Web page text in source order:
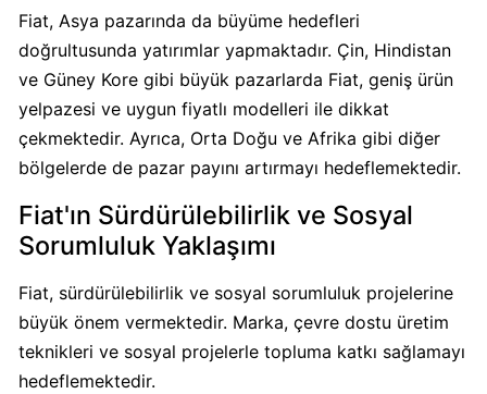
Dost
yoğurt
ve
süt
Kimin
Sahibi
Kim?
Coca-
İsraile
Destek
Oluyor
Fiat, Asya pazarında da büyüme hedefleri
doğrultusunda yatırımlar yapmaktadır. Çin, Hindistan
ve Güney Kore gibi büyük pazarlarda Fiat, geniş ürün
yelpazesi ve uygun fiyatlı modelleri ile dikkat
çekmektedir. Ayrıca, Orta Doğu ve Afrika gibi diğer
bölgelerde de pazar payını artırmayı hedeflemektedir.
Fiat'ın Sürdürülebilirlik ve Sosyal
Sorumluluk Yaklaşımı
Fiat, sürdürülebilirlik ve sosyal sorumluluk projelerine
büyük önem vermektedir. Marka, çevre dostu üretim
teknikleri ve sosyal projelerle topluma katkı sağlamayı
hedeflemektedir.